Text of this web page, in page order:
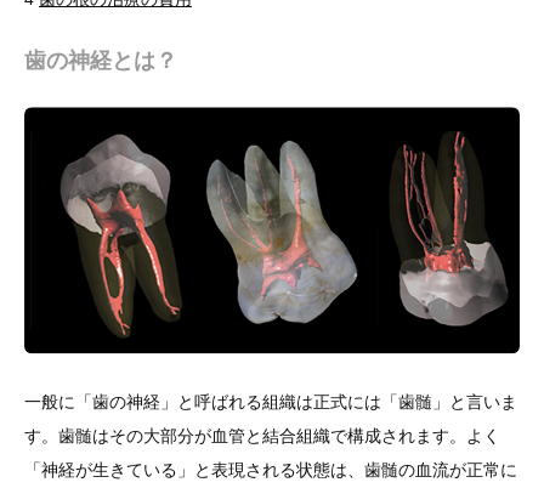
歯の神経とは？
一般に「歯の神経」と呼ばれる組織は正式には「歯髄」と言いま
す。歯髄はその大部分が血管と結合組織で構成されます。よく
「神経が生きている」と表現される状態は、歯髄の血流が正常に